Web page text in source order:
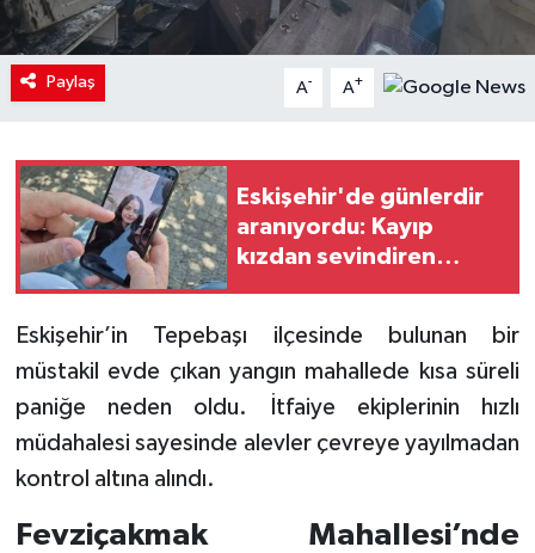
Paylaş A- A+
Eskişehir'de günlerdir
aranıyordu: Kayıp
kızdan sevindiren
Eskişehir’in Tepebaşı ilçesinde bulunan bir
müstakil evde çıkan yangın mahallede kısa süreli
paniğe neden oldu. İtfaiye ekiplerinin hızlı
müdahalesi sayesinde alevler çevreye yayılmadan
kontrol altına alındı.
Fevziçakmak Mahallesi’nde